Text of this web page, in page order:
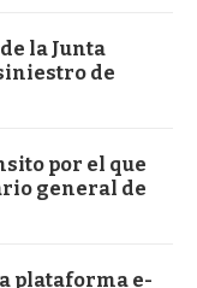
la Junta
de
por el que
general de
plataforma e-